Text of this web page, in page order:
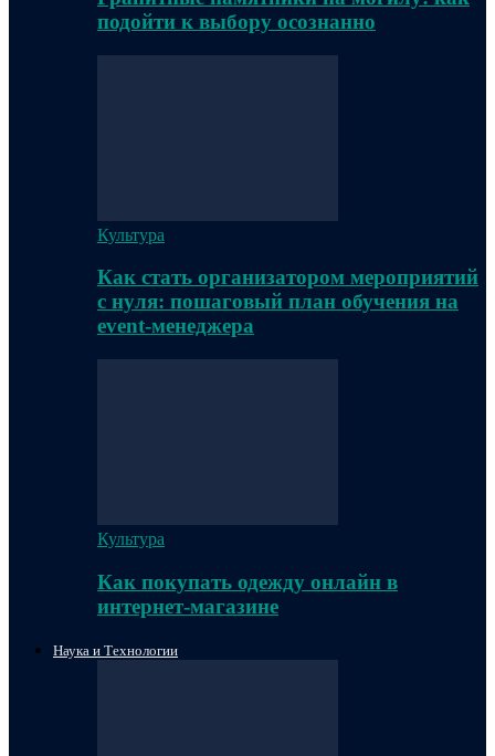
подойти к выбору осознанно
Культура
Как стать организатором мероприятий
с нуля: пошаговый план обучения на
event-менеджера
Культура
Как покупать одежду онлайн в
интернет-магазине
Наука и Технологии